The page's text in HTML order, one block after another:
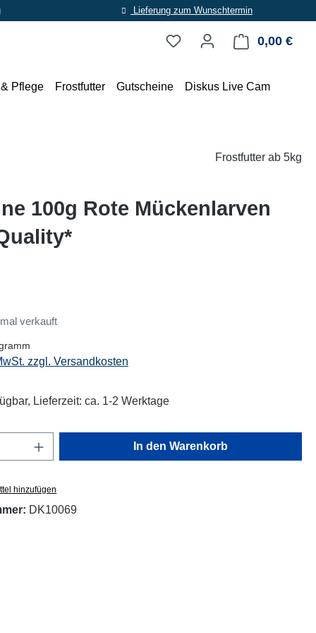
Lieferung zum Wunschtermin
0,00 €
Pflege Frostfutter Gutscheine Diskus Live Cam
Frostfutter ab 5kg
100g Rote Mückenlarven
mal verkauft
zzgl. Versandkosten
Lieferzeit: ca. 1-2 Werktage
Anzahl: Gib den gewünschten Wert ein
In den Warenkorb
hinzufügen
DK10069